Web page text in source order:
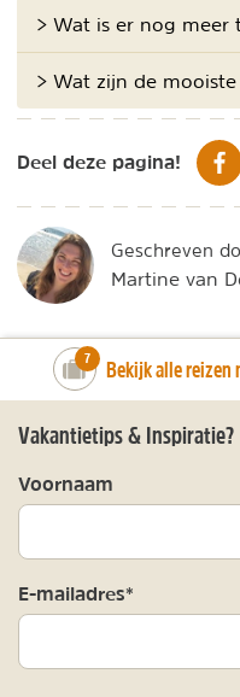
> Wat is er nog meer
> Wat zijn de
Deel deze pagina!
Geschreven
Martine van
number_of_trips:
7 Bekijk alle reizen
Vakantietips & Inspiratie?
Voornaam
E-mailadres*